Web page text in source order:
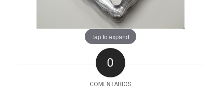
Tap to expand
0
COMENTARIOS